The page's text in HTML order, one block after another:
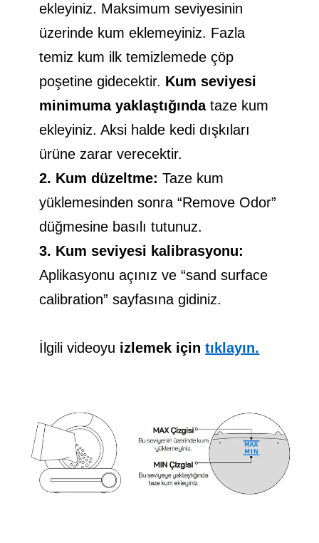
ekleyiniz. Maksimum seviyesinin
üzerinde kum eklemeyiniz. Fazla
temiz kum ilk temizlemede çöp
poşetine gidecektir. Kum seviyesi
minimuma yaklaştığındataze kum
ekleyiniz. Aksi halde kedi dışkıları
ürüne zarar verecektir.
2. Kum düzeltme: Taze kum
yüklemesinden sonra “Remove Odor”
düğmesine basılı tutunuz.
3. Kum seviyesi kalibrasyonu:
Aplikasyonu açınız ve “sand surface
calibration” sayfasına gidiniz.
İlgili videoyu izlemek için tıklayın.